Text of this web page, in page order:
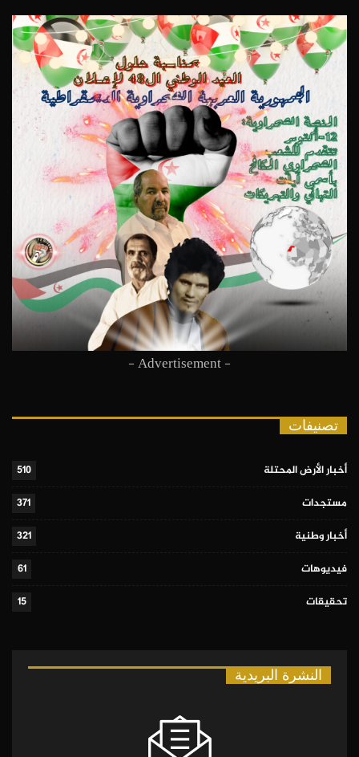
- Advertisement -
تصنيفات
أخبار الأرض المحتلة
510
مستجدات
371
أخبار وطنية
321
فيديوهات
61
تحقيقات
15
النشرة البريدية